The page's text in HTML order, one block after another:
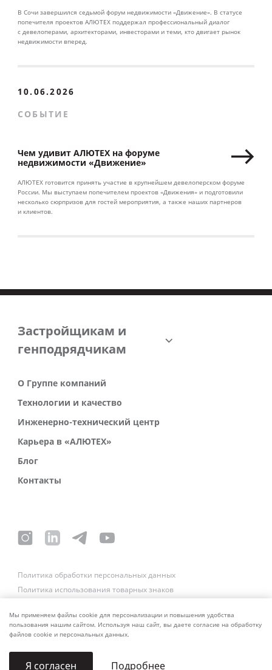
В Сочи завершился седьмой форум недвижимости «Движение». В статусе
попечителя проектов АЛЮТЕХ поддержал профессиональный диалог
с девелоперами, архитекторами, инвесторами и теми, кто двигает рынок
недвижимости вперед.
10.06.2026
СОБЫТИЕ
Чем удивит АЛЮТЕХ на форуме
недвижимости «Движение»
АЛЮТЕХ готовится принять участие в крупнейшем девелоперском форуме
России. Мы выступаем попечителем проектов «Движения» и подготовили
несколько сюрпризов для гостей мероприятия, а также наших партнеров
и клиентов.
Застройщикам и
генподрядчикам
О Группе компаний
Технологии и качество
Инженерно-технический центр
Карьера в «АЛЮТЕХ»
Блог
Контакты
Политика обработки персональных данных
Политика использования товарных знаков
Мы применяем файлы cookie для персонализации и повышения удобства
пользования нашим сайтом. Используя наш сайт, вы даете согласие на обработку
файлов cookie и персональных данных.
Я согласен Подробнее